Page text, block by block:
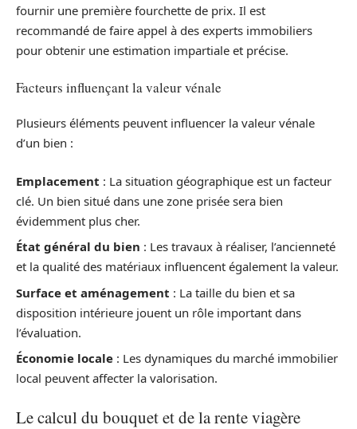
fournir une première fourchette de prix. Il est
recommandé de faire appel à des experts immobiliers
pour obtenir une estimation impartiale et précise.
Facteurs influençant la valeur vénale
Plusieurs éléments peuvent influencer la valeur vénale
d’un bien :
Emplacement : La situation géographique est un facteur
clé. Un bien situé dans une zone prisée sera bien
évidemment plus cher.
État général du bien : Les travaux à réaliser, l’ancienneté
et la qualité des matériaux influencent également la valeur.
Surface et aménagement : La taille du bien et sa
disposition intérieure jouent un rôle important dans
l’évaluation.
Économie locale : Les dynamiques du marché immobilier
local peuvent affecter la valorisation.
Le calcul du bouquet et de la rente viagère